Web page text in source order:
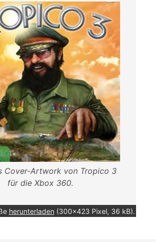
Cover-Artwork von Tropico 3
für die Xbox 360.
herunterladen (300x423 Pixel, 36 kB).